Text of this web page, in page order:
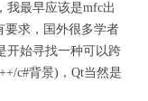
我最早应该是mfc出
要求，国外很多学者
开始寻找一种可以跨
c#背景)，Qt当然是